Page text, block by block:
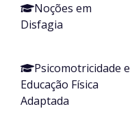
Noções em
Disfagia
Psicomotricidade e
Educação Física
Adaptada